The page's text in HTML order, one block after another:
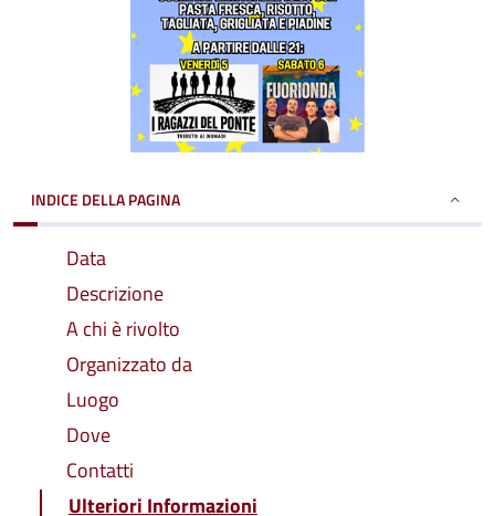
INDICE DELLA PAGINA
Data
Descrizione
A chi è rivolto
Organizzato da
Luogo
Dove
Contatti
Ulteriori Informazioni